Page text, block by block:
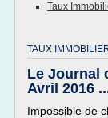
Taux
TAUX
Le Journal
Avril 2016
Impossible de